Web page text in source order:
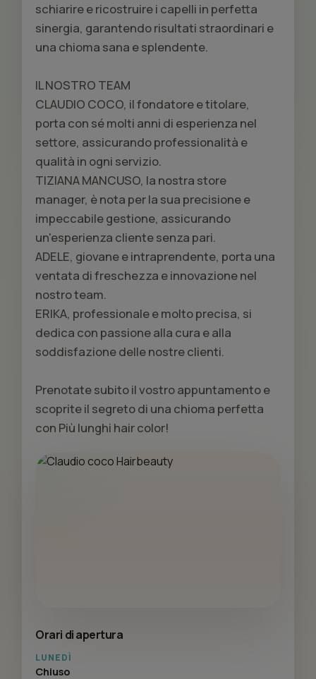
schiarire e ricostruire i capelli in perfetta
sinergia, garantendo risultati straordinari e
una chioma sana e splendente.
IL NOSTRO TEAM
CLAUDIO COCO, il fondatore e titolare,
porta con sé molti anni di esperienza nel
settore, assicurando professionalità e
qualità in ogni servizio.
TIZIANA MANCUSO, la nostra store
manager, è nota per la sua precisione e
impeccabile gestione, assicurando
un'esperienza cliente senza pari.
ADELE, giovane e intraprendente, porta una
ventata di freschezza e innovazione nel
nostro team.
ERIKA, professionale e molto precisa, si
dedica con passione alla cura e alla
soddisfazione delle nostre clienti.
Prenotate subito il vostro appuntamento e
scoprite il segreto di una chioma perfetta
con Più lunghi hair color!
Orari di apertura
LUNEDÌ
Chiuso